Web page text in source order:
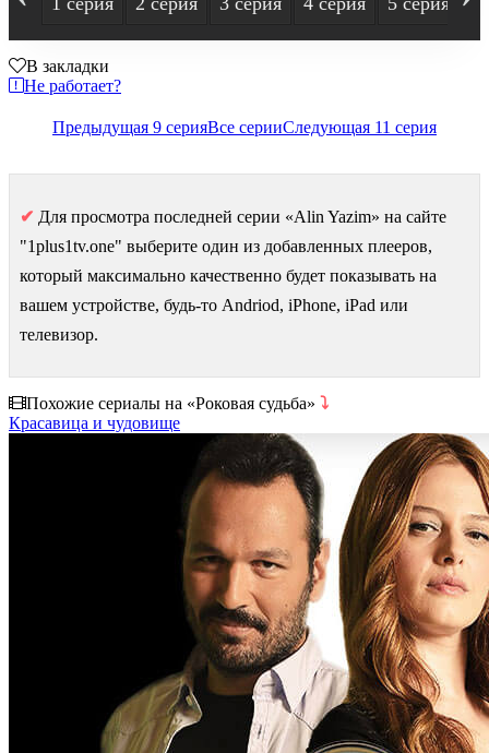
В закладки
Не работает?
Предыдущая 9 серияВсе серииСледующая 11 серия
✔ Для просмотра последней серии «Alin Yazim» на сайте
"1plus1tv.one" выберите один из добавленных плееров,
который максимально качественно будет показывать на
вашем устройстве, будь-то Andriod, iPhone, iPad или
телевизор.
Похожие сериалы на «Роковая судьба» ⤵
Красавица и чудовище